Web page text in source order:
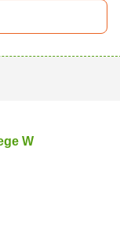
W